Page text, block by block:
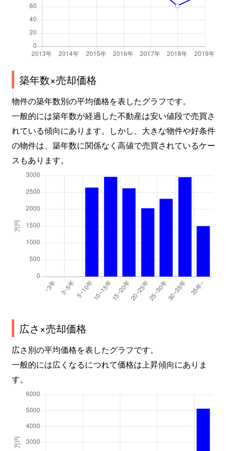
築年数×売却価格
物件の築年数別の平均価格を表したグラフです。
一般的には築年数が経過した不動産は安い値段で売買さ
れている傾向にあります。しかし、大きな物件や好条件
の物件は、築年数に関係なく高値で売買されているケー
スもあります。
広さ×売却価格
広さ別の平均価格を表したグラフです。
一般的には広くなるにつれて価格は上昇傾向にありま
す。